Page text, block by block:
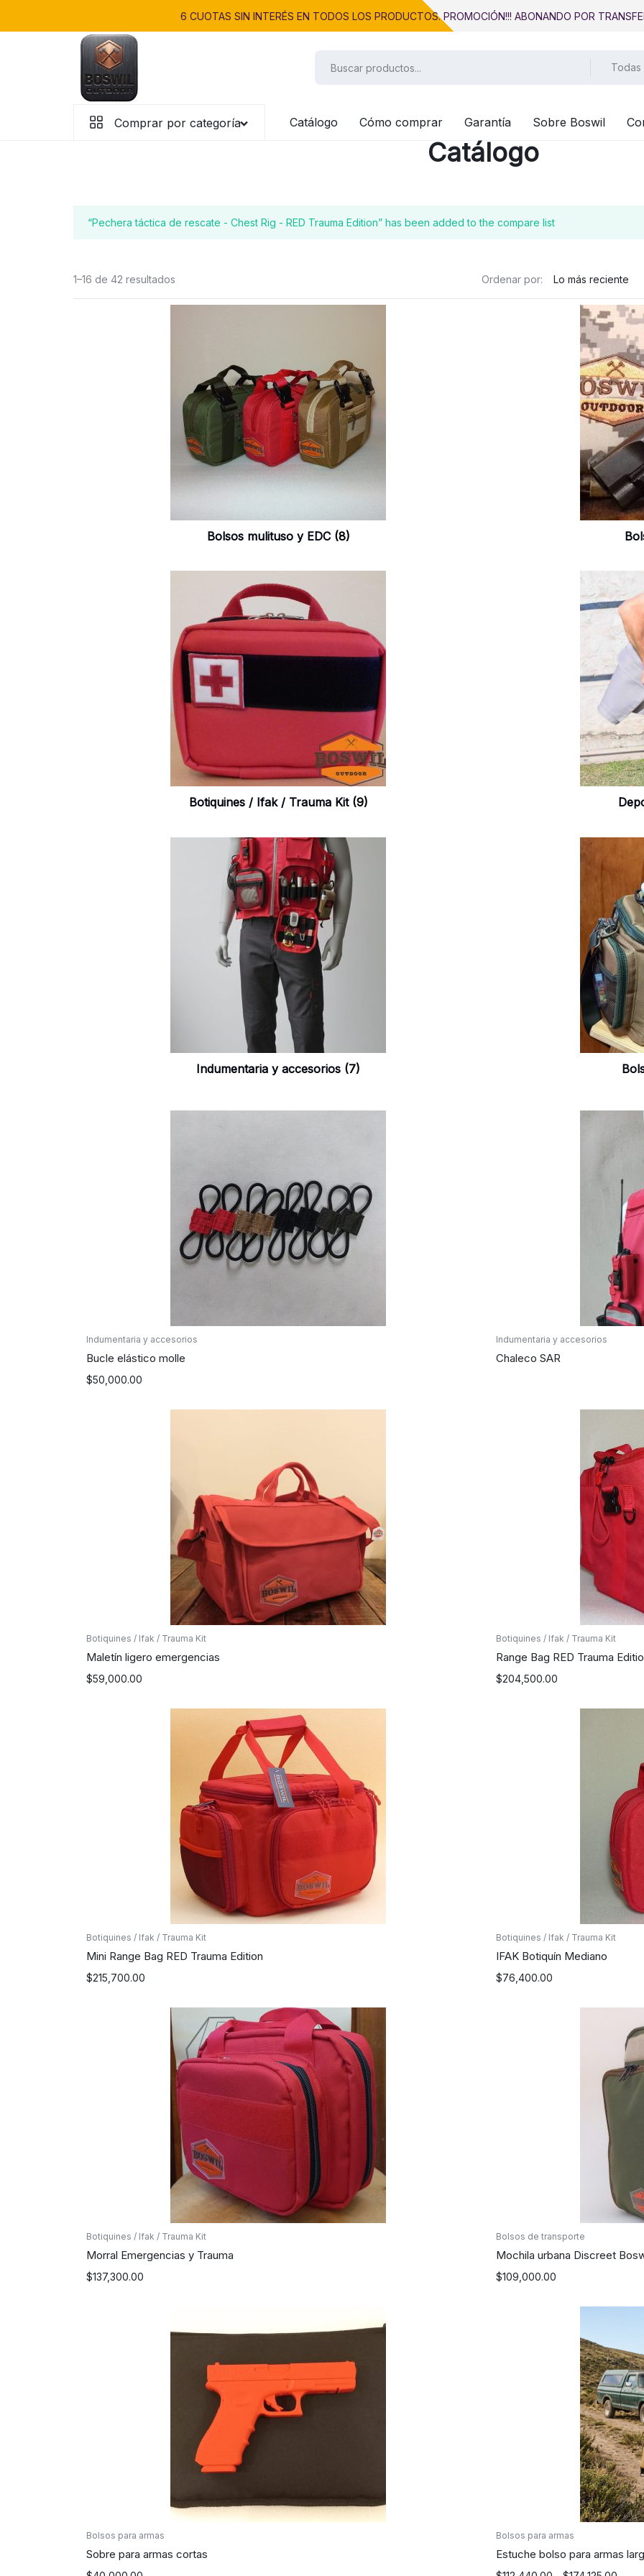
6 CUOTAS SIN INTERÉS EN TODOS LOS PRODUCTOS. PROMOCIÓN!!! ABONANDO POR
Precisión.
Todas
Comprar por categoría Catálogo Cómo comprar Garantía Sobre Boswil
Catálogo
“Pechera táctica de rescate - Chest Rig - RED Trauma Edition” has been added to the compare list
1–16 de 42 resultados Ordenar por:
Bolsos mulituso y EDC (8)
Botiquines / Ifak / Trauma Kit (9)
Indumentaria y accesorios (7)
Indumentaria y accesorios
Bucle elástico molle
$50,000.00
Indumentaria y accesorios
Chaleco SAR
Botiquines / Ifak / Trauma Kit
Maletín ligero emergencias
$59,000.00
Botiquines / Ifak / Trauma Kit
Range Bag RED Trauma
$204,500.00
Botiquines / Ifak / Trauma Kit
Mini Range Bag RED Trauma Edition
$215,700.00
Botiquines / Ifak / Trauma Kit
IFAK Botiquín Mediano
$76,400.00
Botiquines / Ifak / Trauma Kit
Morral Emergencias y Trauma
$137,300.00
Bolsos de transporte
Mochila urbana Discreet
$109,000.00
Bolsos para armas
Sobre para armas cortas
Bolsos para armas
Estuche bolso para armas